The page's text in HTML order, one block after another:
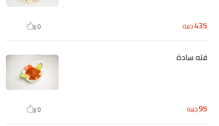
435جنيه 0
فته سادة
95جنيه 0